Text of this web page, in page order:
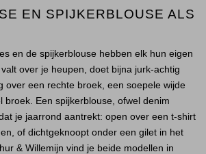
EN SPIJKERBLOUSE ALS
en de spijkerblouse hebben elk hun eigen
over je heupen, doet bijna jurk-achtig
over een rechte broek, een soepele wijde
broek. Een spijkerblouse, ofwel denim
je jaarrond aantrekt: open over een t-shirt
of dichtgeknoopt onder een gilet in het
& Willemijn vind je beide modellen in